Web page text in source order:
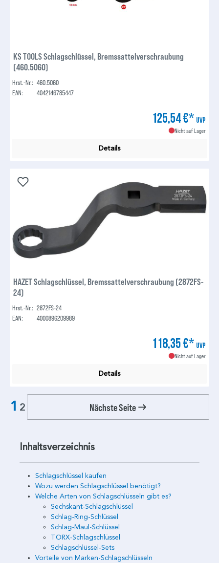
KS TOOLS Schlagschlüssel, Bremssattelverschraubung
(460.5060)
Hrst.-Nr.: 460.5060
EAN:
4042146785447
125,54 €* UVP
Nicht auf Lager
Details
HAZET Schlagschlüssel, Bremssattelverschraubung (2872FS-
24)
Hrst.-Nr.: 2872FS-24
EAN:
4000896209989
118,35 €* UVP
Nicht auf Lager
Details
1 2 Nächste Seite
Inhaltsverzeichnis
Schlagschlüssel kaufen
Wozu werden Schlagschlüssel benötigt?
Welche Arten von Schlagschlüsseln gibt es?
Sechskant-Schlagschlüssel
Schlag-Ring-Schlüssel
Schlag-Maul-Schlüssel
TORX-Schlagschlüssel
Schlagschlüssel-Sets
Vorteile von Marken-Schlagschlüsseln